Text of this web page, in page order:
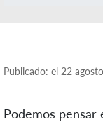
Publicado: el 22
Podemos pensar